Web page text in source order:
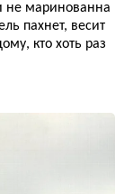
не маринованна
пахнет, весит
кто хоть раз